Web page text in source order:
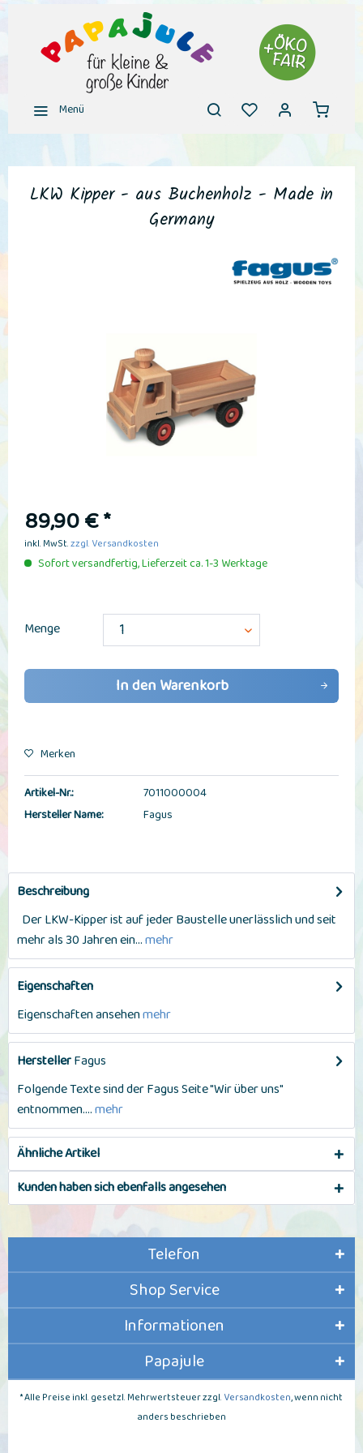
Menü
LKW Kipper - aus Buchenholz - Made in
Germany
89,90 € *
inkl. MwSt.zzgl. Versandkosten
Sofort versandfertig, Lieferzeit ca. 1-3 Werktage
Menge
In den Warenkorb
Merken
Artikel-Nr.:
7011000004
Hersteller Name:
Fagus
Beschreibung
Der LKW-Kipper ist auf jeder Baustelle unerlässlich und seit
mehr als 30 Jahren ein...mehr
Eigenschaften
Eigenschaften ansehenmehr
HerstellerFagus
Folgende Texte sind der Fagus Seite "Wir über uns"
entnommen....mehr
Ähnliche Artikel
Kunden haben sich ebenfalls angesehen
Telefon
Shop Service
Informationen
Papajule
* Alle Preise inkl. gesetzl. Mehrwertsteuer zzgl. Versandkosten, wenn nicht
anders beschrieben